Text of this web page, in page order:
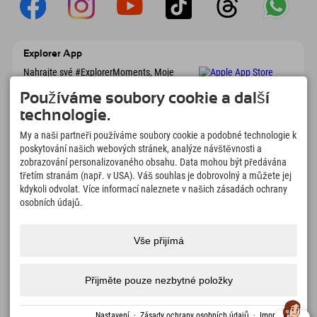
Explorer App
Nahrajte své #ExplorerMoments, Moje
seznamem míst, která chcete navštívit,
přehledem restaurací a mnoha dalšími
věcmi. Stáhněte si hned!
Čas na chvilky objevitelů
166
Horská jezera a
dobrodružné bazény
4.634km
Sjezdovky pro lyžování a
Stezky pro pěší turistiku a
Impressum Ochrana Přístupnost tisk Certifikáty
udržitelnosti
Volná
místa
Čeština
Používáme soubory cookie a další
technologie.
My a naši partneři používáme soubory cookie a podobné technologie k
poskytování našich webových stránek, analýze návštěvnosti a
zobrazování personalizovaného obsahu. Data mohou být předávána
třetím stranám (např. v USA). Váš souhlas je dobrovolný a můžete jej
kdykoli odvolat. Více informací naleznete v našich zásadách ochrany
osobních údajů.
Vše přijímá
Přijměte pouze nezbytné položky